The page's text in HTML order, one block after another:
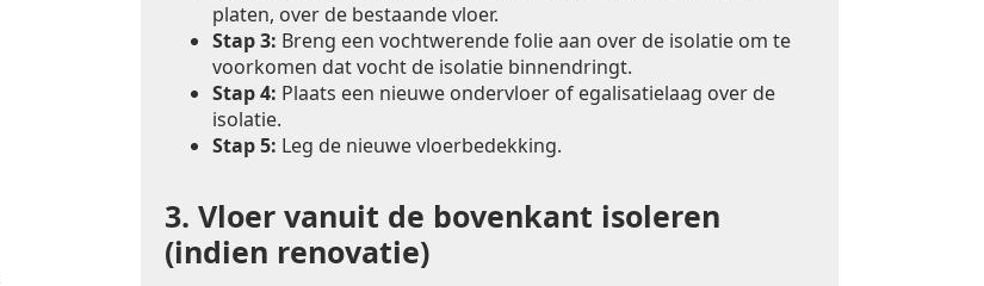
platen, over de bestaande vloer.
Stap 3: Breng een vochtwerende folie aan over de isolatie om te
voorkomen dat vocht de isolatie binnendringt.
Stap 4: Plaats een nieuwe ondervloer of egalisatielaag over de
isolatie.
Stap 5: Leg de nieuwe vloerbedekking.
3. Vloer vanuit de bovenkant isoleren
(indien renovatie)